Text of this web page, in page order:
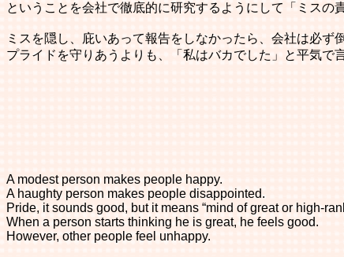
ということを会社で徹底的に研究するようにして「ミスの
ミスを隠し、庇いあって報告をしなかったら、会社は必ず
プライドを守りあうよりも、「私はバカでした」と平気で
A modest person makes people happy.
A haughty person makes people disappointed.
Pride, it sounds good, but it means “mind of great or high-
When a person starts thinking he is great, he feels good.
However, other people feel unhappy.